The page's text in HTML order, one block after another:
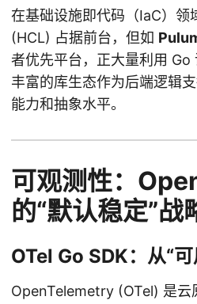
在基础设施即代码（IaC）
(HCL) 占据前台，但如
者优先平台，正大量利用 Go
丰富的库生态作为后端逻辑
能力和抽象水平。
可观测性：
的“默认稳定”战
OTel Go SDK：从“可
OpenTelemetry (OTel) 是云